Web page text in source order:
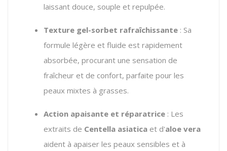
laissant douce, souple et repulpée.
Texture gel-sorbet rafraîchissante : Sa
formule légère et fluide est rapidement
absorbée, procurant une sensation de
fraîcheur et de confort, parfaite pour les
peaux mixtes à grasses.
Action apaisante et réparatrice : Les
extraits de Centella asiatica et d'aloe vera
aident à apaiser les peaux sensibles et à